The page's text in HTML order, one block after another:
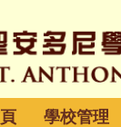
學校管理